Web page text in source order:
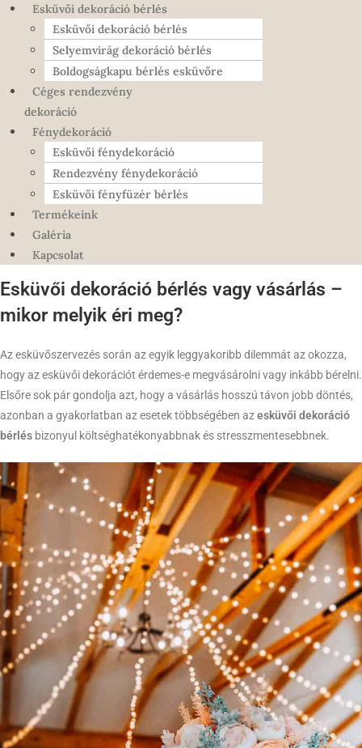
Esküvői dekoráció bérlés
Esküvői dekoráció bérlés
Selyemvirág dekoráció bérlés
Boldogságkapu bérlés esküvőre
Céges rendezvény
dekoráció
Fénydekoráció
Esküvői fénydekoráció
Rendezvény fénydekoráció
Esküvői fényfüzér bérlés
Termékeink
Galéria
Kapcsolat
Esküvői dekoráció bérlés vagy vásárlás –
mikor melyik éri meg?
Az esküvőszervezés során az egyik leggyakoribb dilemmát az okozza,
hogy az esküvői dekorációt érdemes-e megvásárolni vagy inkább bérelni.
Elsőre sok pár gondolja azt, hogy a vásárlás hosszú távon jobb döntés,
azonban a gyakorlatban az esetek többségében azesküvői dekoráció
bérlés bizonyul költséghatékonyabbnak és stresszmentesebbnek.